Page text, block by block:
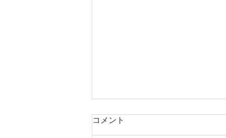
コメント